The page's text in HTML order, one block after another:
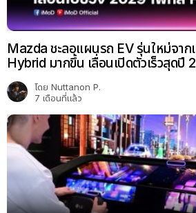
Mazda ชะลอแผนรถ EV รุ่นใหม่จาก
Hybrid มากขึ้น เลื่อนเปิดตัวเร็วสุดปี
โดย Nuttanon P.
7 เดือนที่แล้ว